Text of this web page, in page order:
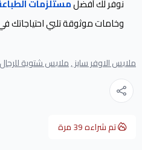
نوفر لك أفضلمستلزمات
وخامات موثوقة تلبي
ملابس الاوفر سايز ,ملابس شتوية
تم شراءه39مرة